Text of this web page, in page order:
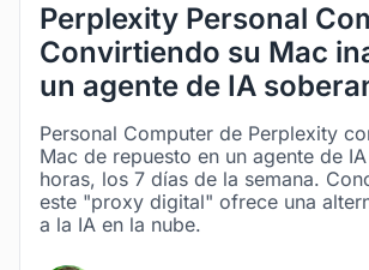
Perplexity Personal
Convirtiendo su Mac
un agente de IA
Personal Computer de Perplexity
Mac de repuesto en un agente de
horas, los 7 días de la semana.
este "proxy digital" ofrece una
a la IA en la nube.